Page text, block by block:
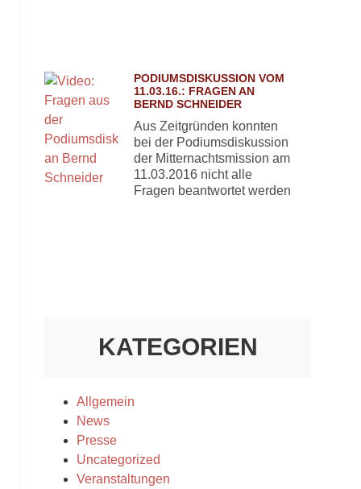
PODIUMSDISKUSSION VOM
11.03.16.: FRAGEN AN
BERND SCHNEIDER
Aus Zeitgründen konnten
bei der Podiumsdiskussion
der Mitternachtsmission am
11.03.2016 nicht alle
Fragen beantwortet werden
KATEGORIEN
Allgemein
News
Presse
Uncategorized
Veranstaltungen